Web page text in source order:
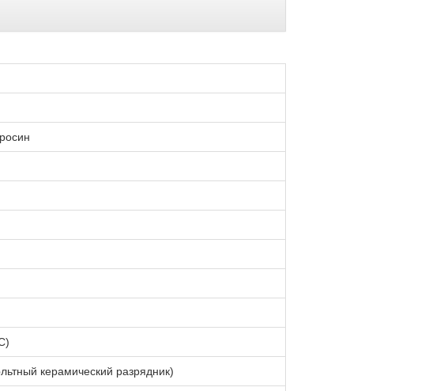
керамический разрядник)